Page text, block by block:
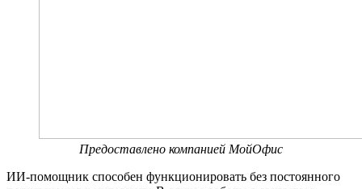
Предоставлено компанией МойОфис
ИИ-помощник способен функционировать без постоянного